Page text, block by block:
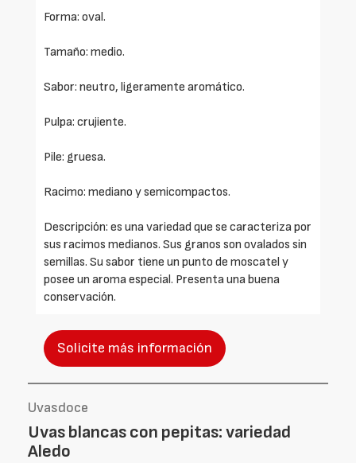
Forma: oval.
Tamaño: medio.
Sabor: neutro, ligeramente aromático.
Pulpa: crujiente.
Pile: gruesa.
Racimo: mediano y semicompactos.
Descripción: es una variedad que se caracteriza por
sus racimos medianos. Sus granos son ovalados sin
semillas. Su sabor tiene un punto de moscatel y
posee un aroma especial. Presenta una buena
conservación.
Solicite más información
Uvasdoce
Uvas blancas con pepitas: variedad
Aledo